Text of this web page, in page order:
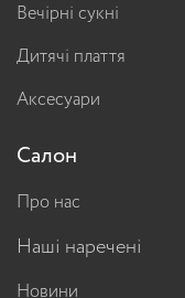
Вечірні сукні
Дитячі плаття
Аксесуари
Салон
Про нас
Наші наречені
Новини